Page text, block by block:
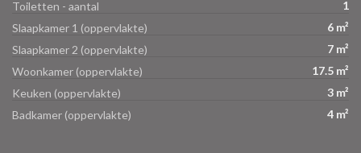
Toiletten - aantal
1
Slaapkamer 1 (oppervlakte)
6 m²
Slaapkamer 2 (oppervlakte)
7 m²
Woonkamer (oppervlakte)
17.5 m²
Keuken (oppervlakte)
3 m²
Badkamer (oppervlakte)
4 m²